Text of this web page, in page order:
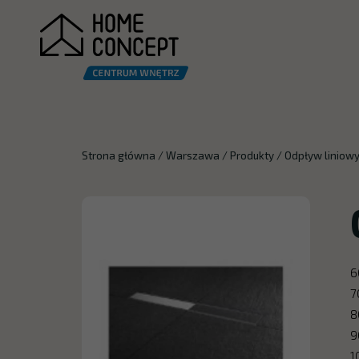
Strona główna /Warszawa /Produkty / Odpływ